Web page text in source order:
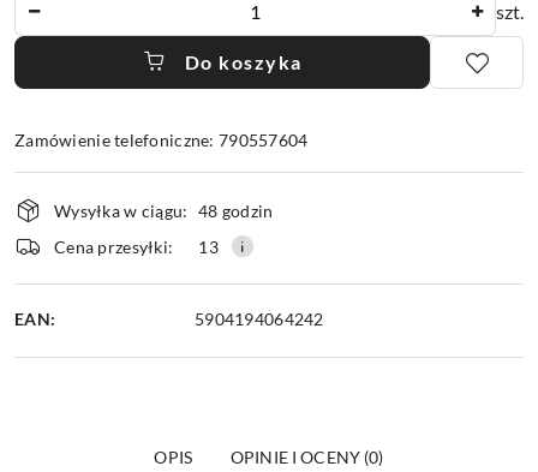
szt.
Do koszyka
Zamówienie telefoniczne: 790557604
Dostępność
i
dostawa
Wysyłka w ciągu: 48 godzin
Cena przesyłki:
13
EAN: 5904194064242
OPIS OPINIE I OCENY (0)